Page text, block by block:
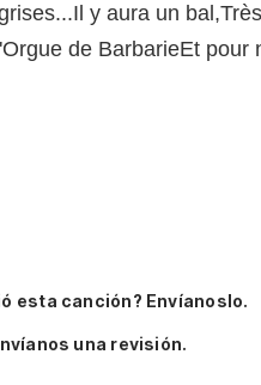
y aura un
de BarbarieEt
esta canción? Envíanoslo.
una revisión.